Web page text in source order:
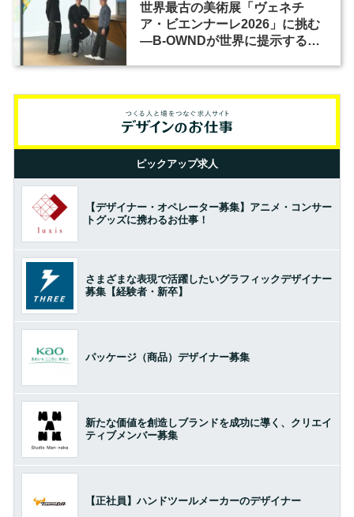
世界最古の美術展「ヴェネチ
ア・ビエンナーレ2026」に挑む
―B-OWNDが世界に提示する美
ピックアップ求人
【デザイナー・オペレーター募集】アニメ・コンサー
トグッズに携わるお仕事！
さまざまな表現で活躍したいグラフィックデザイナー
募集【経験者・新卒】
パッケージ（商品）デザイナー募集
新たな価値を創造しブランドを成功に導く、クリエイ
ティブメンバー募集
【正社員】ハンドツールメーカーのデザイナー